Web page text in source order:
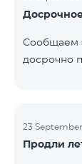
помощью
YouTube.
https://
Сообщаем
досрочно
9900.
23 September
Продли